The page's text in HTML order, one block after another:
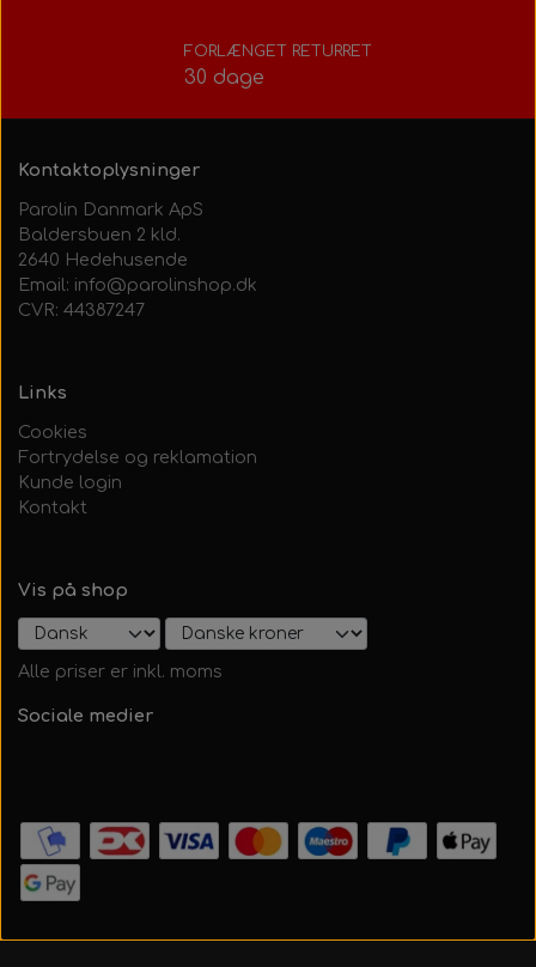
FORLÆNGET RETURRET
30 dage
Kontaktoplysninger
Parolin Danmark ApS
Baldersbuen 2 kld.
2640 Hedehusende
Email: info@parolinshop.dk
CVR: 44387247
Links
Cookies
Fortrydelse og reklamation
Kunde login
Kontakt
Vis på shop
Alle priser er inkl. moms
Sociale medier